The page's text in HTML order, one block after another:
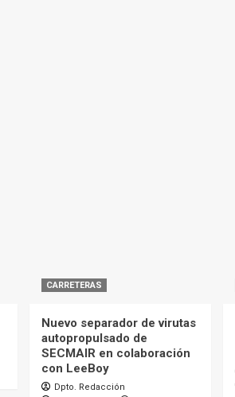
CARRETERAS
Nuevo separador de virutas
autopropulsado de
SECMAIR en colaboración
con LeeBoy
Dpto. Redacción